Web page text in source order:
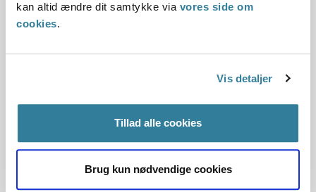
kan altid ændre dit samtykke via vores side om
cookies.
Vis detaljer
Tillad alle cookies
Brug kun nødvendige cookies
Hvert år behandler Ankestyrelsen cirka 55.000
klagesager. Styrelsen bruger data og viden fra de
praksis i principmeddelelser og ved målrettede
sager landet over kaldespraksiskoordinering
kommunernes praksis på social- og